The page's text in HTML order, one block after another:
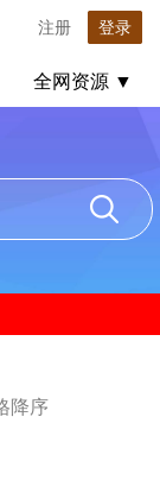
注册 登录
全网资源 ▼
降序